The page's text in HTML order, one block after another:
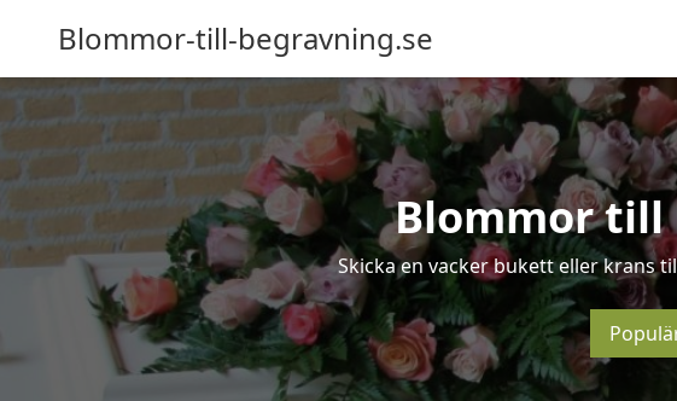
Blommor-till-begravning.se
Blommor till
Skicka en vacker bukett eller krans